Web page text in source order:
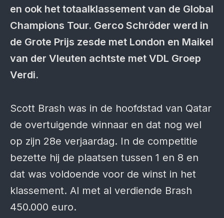
en ook het totaalklassement van de Global
Champions Tour. Gerco Schröder werd in
de Grote Prijs zesde met London en Maikel
van der Vleuten achtste met VDL Groep
Verdi.
Scott Brash was in de hoofdstad van Qatar
de overtuigende winnaar en dat nog wel
op zijn 28e verjaardag. In de competitie
bezette hij de plaatsen tussen 1 en 8 en
dat was voldoende voor de winst in het
klassement. Al met al verdiende Brash
450.000 euro.